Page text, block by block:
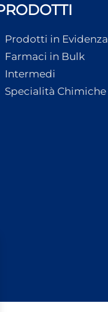
Prodotti in Evidenza
Farmaci in Bulk
Intermedi
Specialità Chimiche